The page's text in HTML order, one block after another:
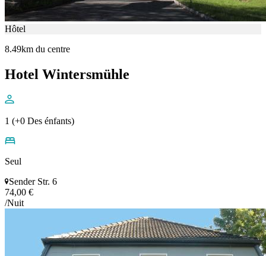
Hôtel
8.49km du centre
Hotel Wintersmühle
1 (+0 Des énfants)
Seul
Sender Str. 6
74,00 €
/Nuit